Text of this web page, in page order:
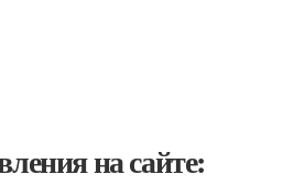
на сайте: